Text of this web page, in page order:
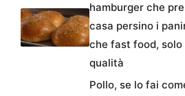
hamburger che
casa persino i
che fast food, solo
qualità
Pollo, se lo fai